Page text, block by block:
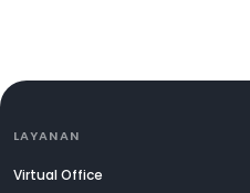
LAYANAN
Virtual Office